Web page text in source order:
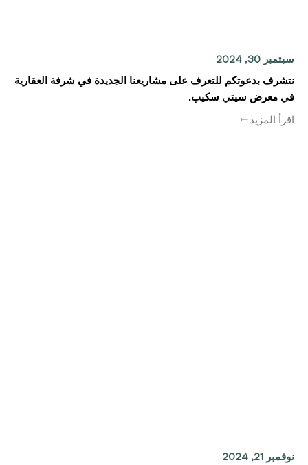
سبتمبر 30, 2024
نتشرف بدعوتكم للتعرف على مشاريعنا الجديدة في شرفة العقارية
في معرض سيتي سكيب.
اقرأ المزيد
نوفمبر 21, 2024